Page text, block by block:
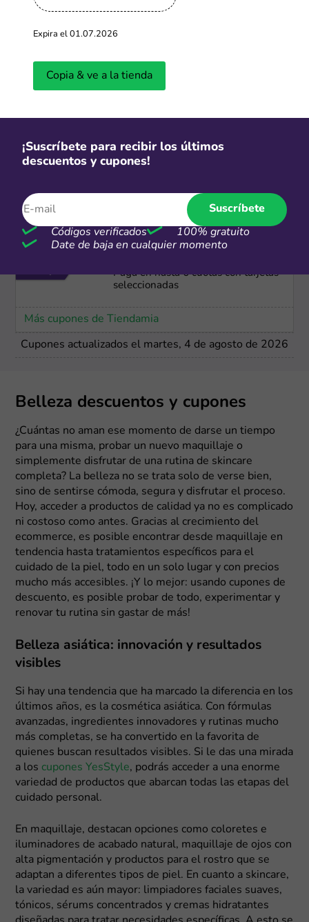
-65%
Más cupones de iHerb
-70%
Hasta 70% de descuento en
Más cupones de AliExpress
Paga en hasta 6 cuotas con tarjetas
seleccionadas
Más cupones de Tiendamia
Cupones actualizados el martes, 4 de agosto de 2026
Expira el 01.07.2026
Copia & ve a la tienda
¡Suscríbete para recibir los últimos
descuentos y cupones!
Suscríbete
Códigos verificados
100% gratuito
Date de baja en cualquier momento
Belleza descuentos y cupones
¿Cuántas no aman ese momento de darse un tiempo
para una misma, probar un nuevo maquillaje o
simplemente disfrutar de una rutina de skincare
completa? La belleza no se trata solo de verse bien,
sino de sentirse cómoda, segura y disfrutar el proceso.
Hoy, acceder a productos de calidad ya no es complicado
ni costoso como antes. Gracias al crecimiento del
ecommerce, es posible encontrar desde maquillaje en
tendencia hasta tratamientos específicos para el
cuidado de la piel, todo en un solo lugar y con precios
mucho más accesibles. ¡Y lo mejor: usando cupones de
descuento, es posible probar de todo, experimentar y
renovar tu rutina sin gastar de más!
Belleza asiática: innovación y resultados
visibles
Si hay una tendencia que ha marcado la diferencia en los
últimos años, es la cosmética asiática. Con fórmulas
avanzadas, ingredientes innovadores y rutinas mucho
más completas, se ha convertido en la favorita de
quienes buscan resultados visibles. Si le das una mirada
a los cupones YesStyle, podrás acceder a una enorme
variedad de productos que abarcan todas las etapas del
cuidado personal.
En maquillaje, destacan opciones como coloretes e
iluminadores de acabado natural, maquillaje de ojos con
alta pigmentación y productos para el rostro que se
adaptan a diferentes tipos de piel. En cuanto a skincare,
la variedad es aún mayor: limpiadores faciales suaves,
tónicos, sérums concentrados y cremas hidratantes